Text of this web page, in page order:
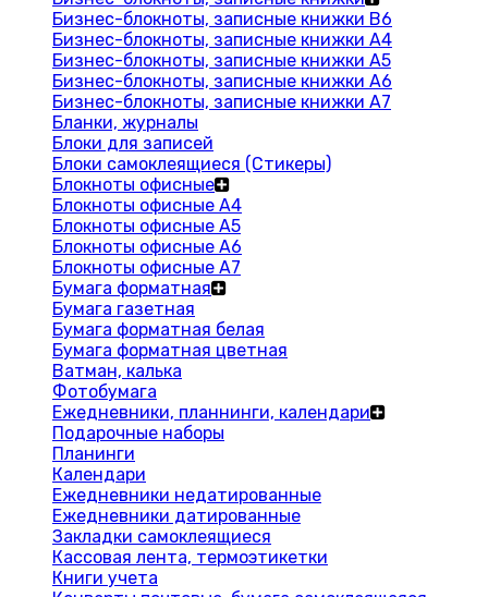
Бизнес-блокноты, записные книжки В6
Бизнес-блокноты, записные книжки A4
Бизнес-блокноты, записные книжки А5
Бизнес-блокноты, записные книжки А6
Бизнес-блокноты, записные книжки А7
Бланки, журналы
Блоки для записей
Блоки самоклеящиеся (Стикеры)
Блокноты офисные
Блокноты офисные A4
Блокноты офисные A5
Блокноты офисные A6
Блокноты офисные A7
Бумага форматная
Бумага газетная
Бумага форматная белая
Бумага форматная цветная
Ватман, калька
Фотобумага
Ежедневники, планнинги, календари
Подарочные наборы
Планинги
Календари
Ежедневники недатированные
Ежедневники датированные
Закладки самоклеящиеся
Кассовая лента, термоэтикетки
Книги учета